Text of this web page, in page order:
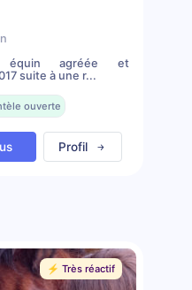
équin agréée et
suite à une r...
ouverte
Profil
⚡️ Très réactif